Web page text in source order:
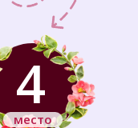
4
место